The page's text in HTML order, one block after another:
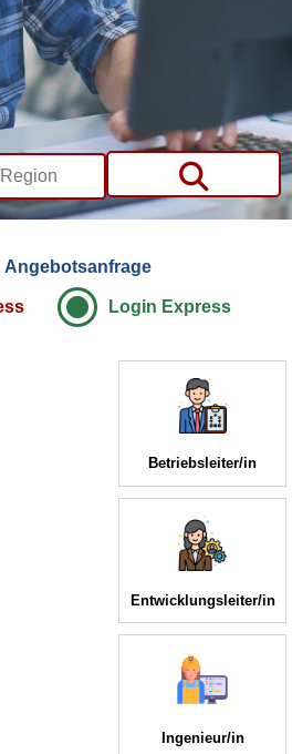
Angebotsanfrage
Login Express
Betriebsleiter/in
Entwicklungsleiter/in
Ingenieur/in